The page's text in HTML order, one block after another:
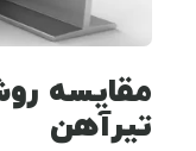
مقایسه
تیرآهن